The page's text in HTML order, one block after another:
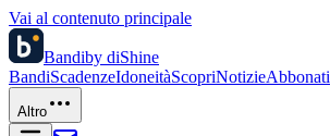
Vai al contenuto principale
Bandiby diShine
BandiScadenzeIdoneitàScopriNotizieAbbonati
Altro